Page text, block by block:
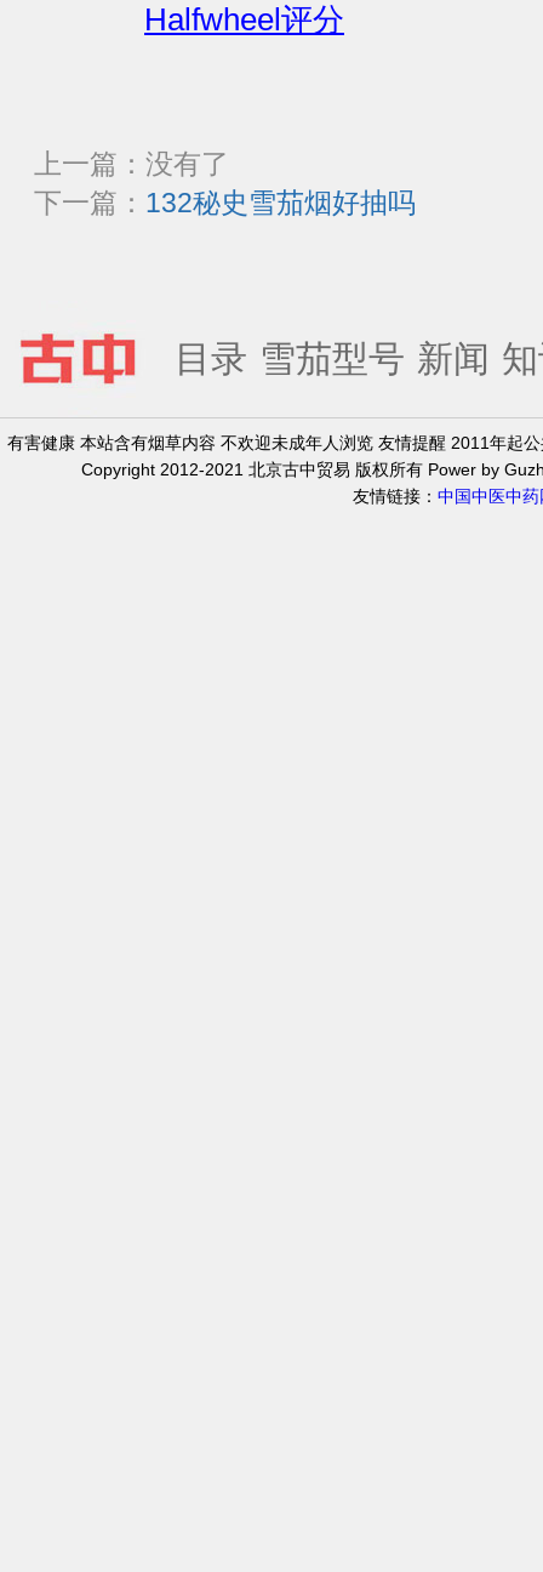
Halfwheel评分
上一篇：没有了
下一篇： 132秘史雪茄烟好抽吗
目录 雪茄型号 新闻
有害健康 本站含有烟草内容 不欢迎未成年人浏览 友情提醒 2011年起
Copyright 2012-2021 北京古中贸易 版权所有 Power by
友情链接： 中国中医中药